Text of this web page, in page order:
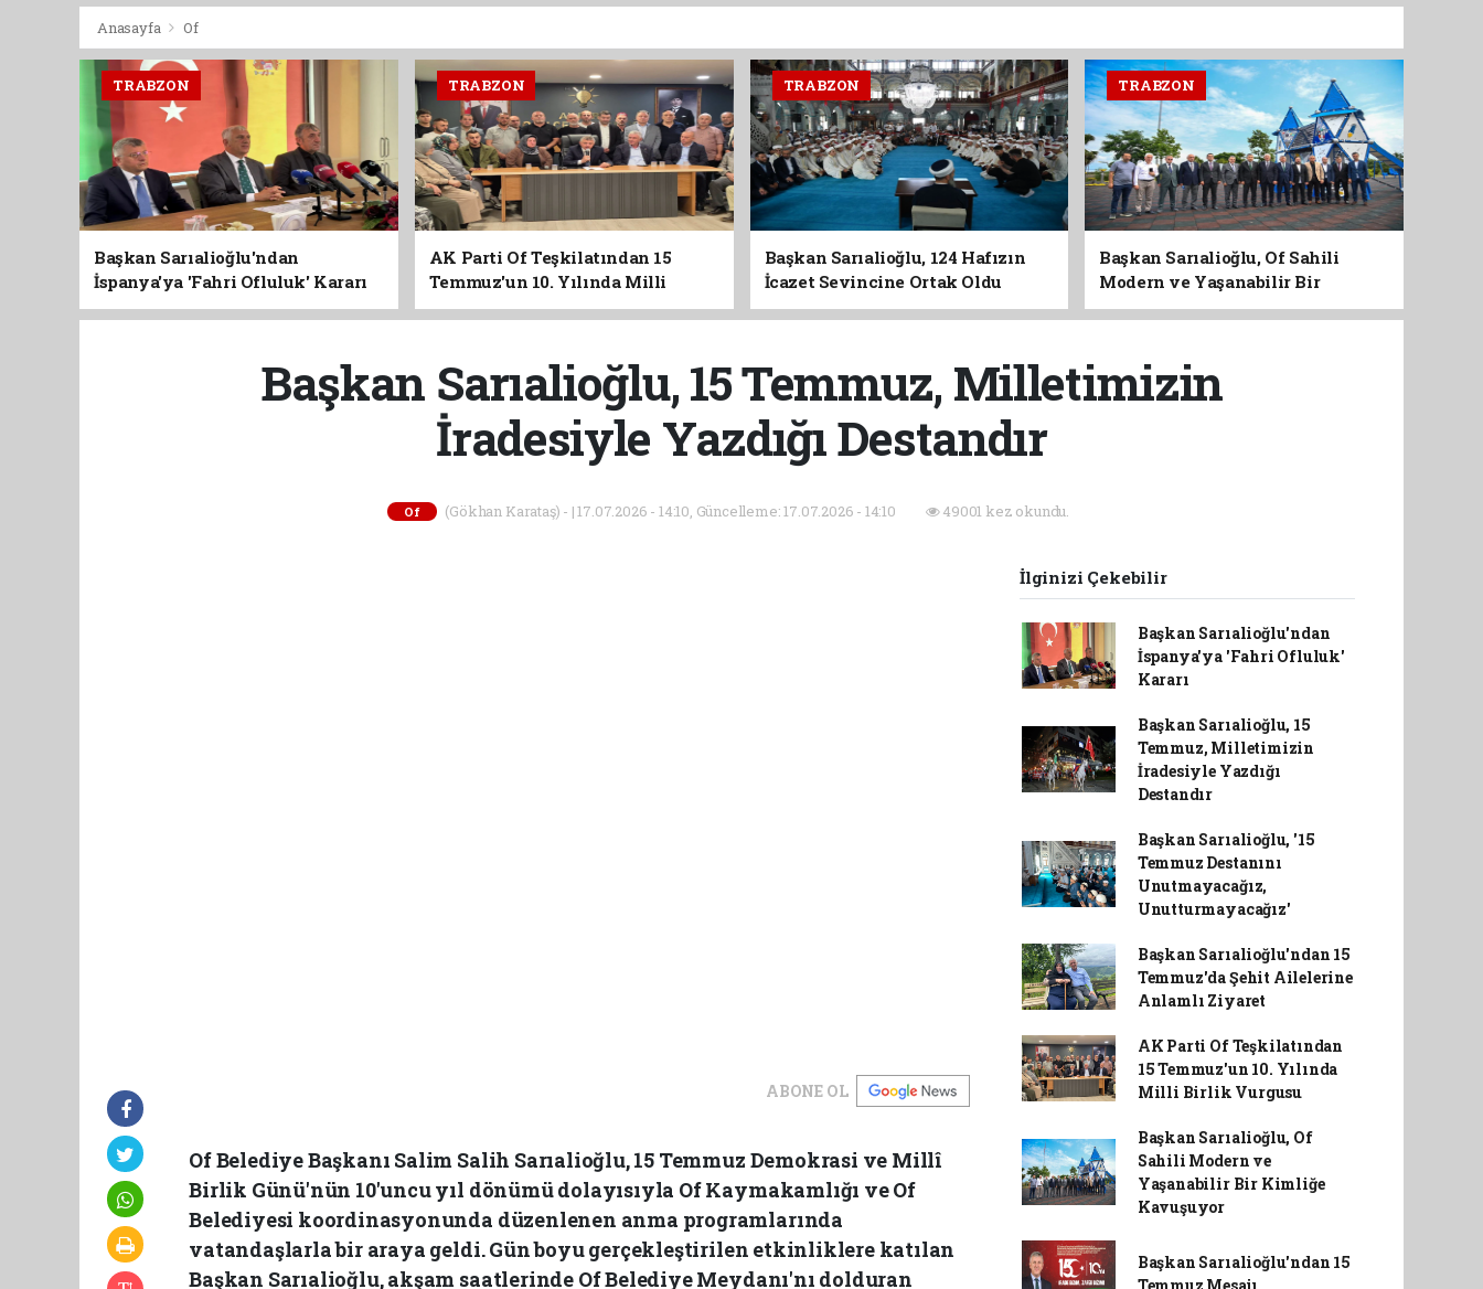
Anasayfa Of
TRABZON
Başkan Sarıalioğlu'ndan
İspanya'ya 'Fahri Ofluluk' Kararı
TRABZON
AK Parti Of Teşkilatından 15
Temmuz'un 10. Yılında Milli
Birlik Vurgusu
TRABZON
Başkan Sarıalioğlu, 124 Hafızın
İcazet Sevincine Ortak Oldu
TRABZON
Başkan Sarıalioğlu, Of Sahili
Modern ve Yaşanabilir Bir
Kimliğe Kavuşuyor
Başkan Sarıalioğlu, 15 Temmuz, Milletimizin
İradesiyle Yazdığı Destandır
Of (Gökhan Karataş) - | 17.07.2026 - 14:10, Güncelleme: 17.07.2026 - 14:10 49001 kez okundu.
ABONE OL
Of Belediye Başkanı Salim Salih Sarıalioğlu, 15 Temmuz Demokrasi ve Millî
Birlik Günü'nün 10'uncu yıl dönümü dolayısıyla Of Kaymakamlığı ve Of
Belediyesi koordinasyonunda düzenlenen anma programlarında
vatandaşlarla bir araya geldi. Gün boyu gerçekleştirilen etkinliklere katılan
Başkan Sarıalioğlu, akşam saatlerinde Of Belediye Meydanı'nı dolduran
İlginizi Çekebilir
Başkan Sarıalioğlu'ndan
İspanya'ya 'Fahri Ofluluk'
Kararı
Başkan Sarıalioğlu, 15
Temmuz, Milletimizin
İradesiyle Yazdığı
Destandır
Başkan Sarıalioğlu, '15
Temmuz Destanını
Unutmayacağız,
Unutturmayacağız'
Başkan Sarıalioğlu'ndan 15
Temmuz'da Şehit Ailelerine
Anlamlı Ziyaret
AK Parti Of Teşkilatından
15 Temmuz'un 10. Yılında
Milli Birlik Vurgusu
Başkan Sarıalioğlu, Of
Sahili Modern ve
Yaşanabilir Bir Kimliğe
Kavuşuyor
Başkan Sarıalioğlu'ndan 15